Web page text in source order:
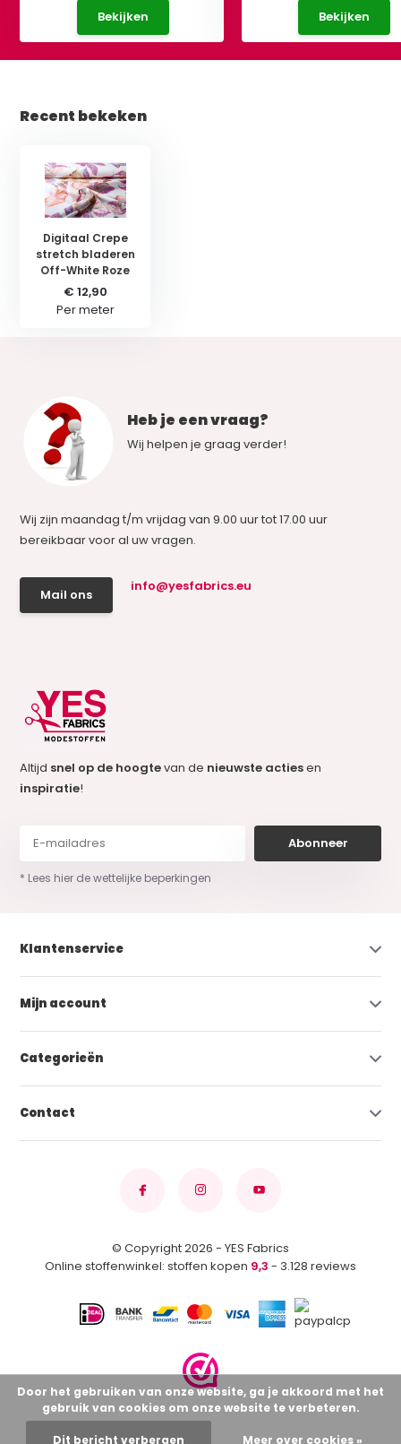
Bekijken Bekijken
Recent bekeken
Digitaal Crepe
stretch bladeren
Off-White Roze
€ 12,90
Per meter
Heb je een vraag?
Wij helpen je graag verder!
Wij zijn maandag t/m vrijdag van 9.00 uur tot 17.00 uur
bereikbaar voor al uw vragen.
Mail ons
info@yesfabrics.eu
Altijd snel op de hoogtevan de nieuwste actiesen
inspiratie!
Abonneer
* Lees hier de wettelijke beperkingen
Klantenservice
Mijn account
Categorieën
Contact
© Copyright 2026 - YES Fabrics
Online stoffenwinkel: stoffen kopen 9,3 - 3.128 reviews
Door het gebruiken van onze website, ga je akkoord met het
gebruik van cookies om onze website te verbeteren.
Dit bericht verbergen Meer over cookies »